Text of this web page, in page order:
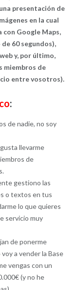
presentación de
en la cual
Google Maps,
60 segundos),
y, por último,
miembros de
entre vosotros).
:
de nadie, no soy
llevarme
de
gestiono las
o textos en tus
lo que quieres
servicio muy
de ponerme
a vender la Base
vengas con un
(y no he